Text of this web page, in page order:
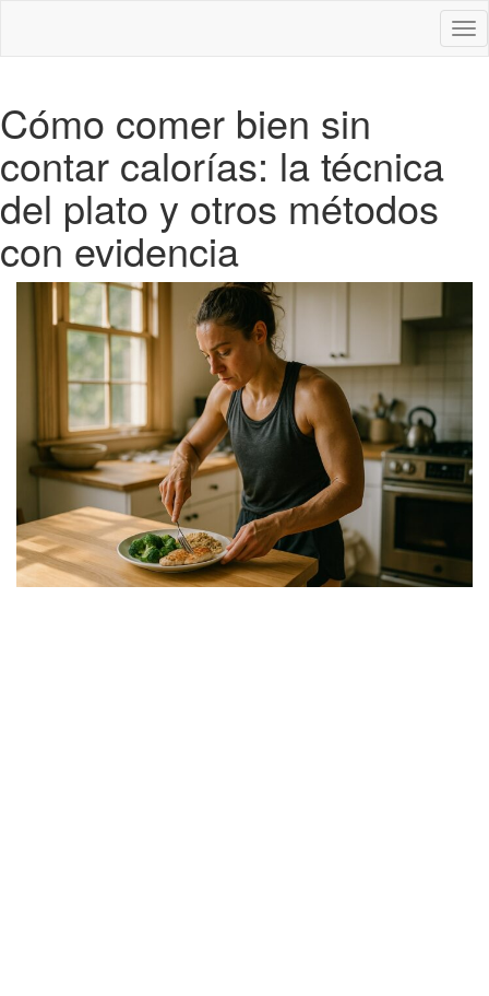
Cómo comer bien sin
contar calorías: la técnica
del plato y otros métodos
con evidencia